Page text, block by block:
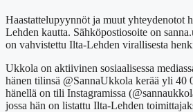
Haastattelupyynnöt ja muut yhteydenotot
Lehden kautta. Sähköpostiosoite on
on vahvistettu Ilta-Lehden virallisesta
Ukkola on aktiivinen sosiaalisessa
hänen tilinsä @SannaUkkola kerää yli 40
hänellä on tili Instagramissa
jossa hän on listattu Ilta-Lehden